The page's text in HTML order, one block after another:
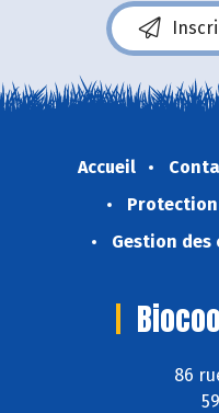
Accueil
Gestion des
86